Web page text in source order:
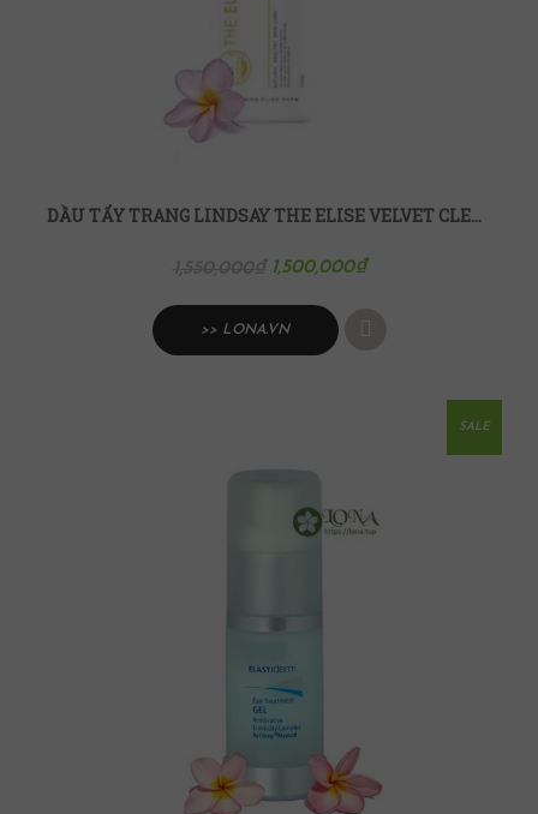
DẦU TẨY TRANG LINDSAY THE ELISE VELVET CLEANSING OIL 500ML
1,500,000₫
>> LONA.VN
SALE